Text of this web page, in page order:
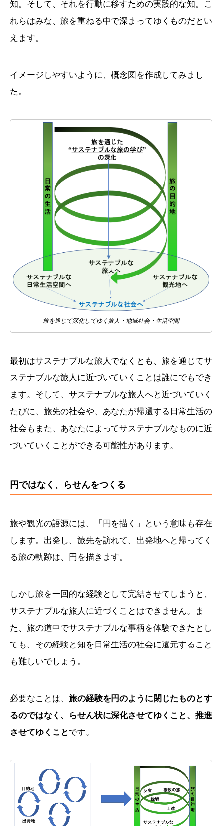
知。そして、それを行動に移すための実践的な知。こ
れらはみな、旅を重ねる中で深まってゆくものだとい
えます。
イメージしやすいように、概念図を作成してみまし
た。
旅を通じて深化してゆく旅人・地域社会・生活空間
最初はサステナブルな旅人でなくとも、旅を通じてサ
ステナブルな旅人に近づいていくことは誰にでもでき
ます。そして、サステナブルな旅人へと近づいていく
たびに、旅先の社会や、あなたが帰還する日常生活の
社会もまた、あなたによってサステナブルなものに近
づいていくことができる可能性があります。
円ではなく、らせんをつくる
旅や観光の語源には、「円を描く」という意味も存在
します。出発し、旅先を訪れて、出発地へと帰ってく
る旅の軌跡は、円を描きます。
しかし旅を一回的な経験として完結させてしまうと、
サステナブルな旅人に近づくことはできません。ま
た、旅の道中でサステナブルな事柄を体験できたとし
ても、その経験と知を日常生活の社会に還元すること
も難しいでしょう。
必要なことは、 旅の経験を円のように閉じたものとす
るのではなく、らせん状に深化させてゆくこと、推進
させてゆくことです。